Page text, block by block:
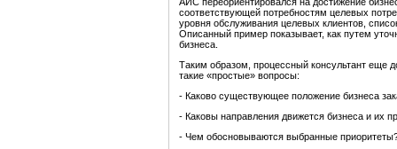
соответствующей потребностям целевых
уровня обслуживания целевых клиентов,
Описанный пример показывает, как путем
бизнеса.
Таким образом, процессный консультант еще
такие «простые» вопросы:
- Каково существующее положение бизнеса
- Каковы направления движется бизнеса и их
- Чем обосновываются выбранные